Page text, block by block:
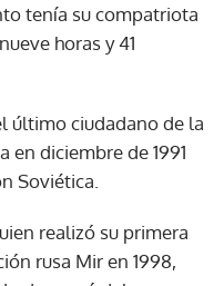
tenía su compatriota
horas y 41
último ciudadano de la
en diciembre de 1991
Soviética.
realizó su primera
rusa Mir en 1998,